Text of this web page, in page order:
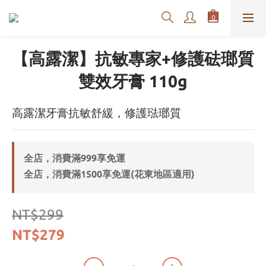
【高露潔】抗敏專家+修護砝瑯質
雙效牙膏 110g
高露潔牙膏抗敏舒緩，修護琺瑯質
全店，消費滿999享免運
全店，消費滿1500享免運(花東地區適用)
NT$299
NT$279